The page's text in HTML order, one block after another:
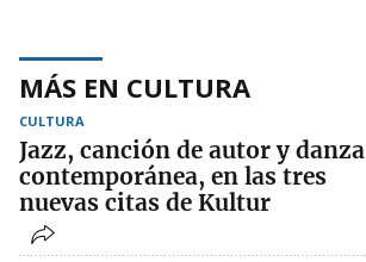
MÁS EN CULTURA
CULTURA
Jazz, canción de autor y danza
contemporánea, en las tres
nuevas citas de Kultur